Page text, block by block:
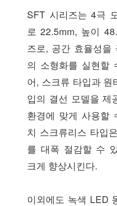
SFT 시리즈는 4극
로 22.5mm, 높이
즈로, 공간 효율성을
의 소형화를 실현할
어, 스크류 타입과
입의 결선 모델을 제
환경에 맞게 사용할
치 스크류리스 타입
를 대폭 절감할 수
크게 향상시킨다.
이외에도 녹색 LED